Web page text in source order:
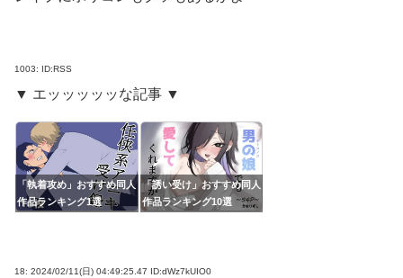
1003: ID:RSS
▼ エッッッッッな記事 ▼
「執着攻め」おすすめ同人
作品ランキング1選
「誘い受け」おすすめ同人
作品ランキング10選
18: 2024/02/11(日) 04:49:25.47 ID:dWz7kUIO0